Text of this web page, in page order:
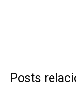
Posts